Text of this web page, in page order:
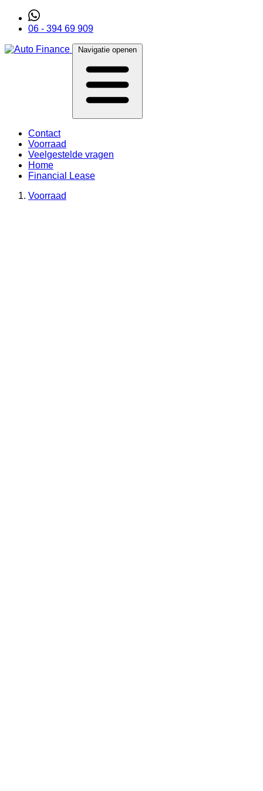
06 - 394 69 909
Navigatie openen
Contact
Voorraad
Veelgestelde vragen
Home
Financial Lease
Voorraad